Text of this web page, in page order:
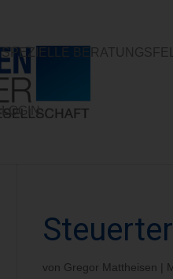
SPEZIELLE
LOGIN
von Gregor Mattheisen